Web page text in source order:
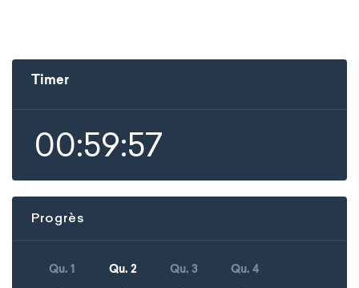
Timer
00:59:57
Progrès
Qu. 1 Qu. 2 Qu. 3 Qu. 4